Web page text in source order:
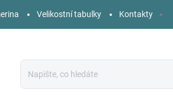
Velikostní tabulky Kontakty